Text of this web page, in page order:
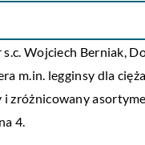
Wojciech Berniak,
m.in. legginsy dla
zróżnicowany
4.